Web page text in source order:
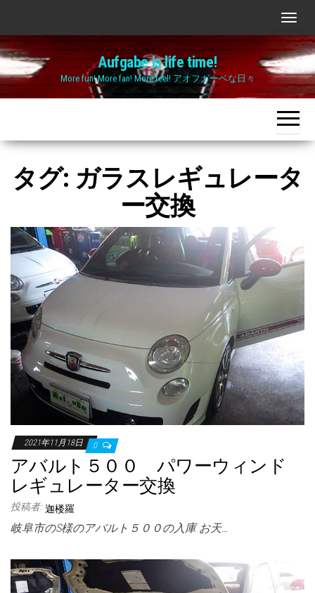
the
content
ナ
ビ
ゲ
ー
シ
ョ
ン
り
Aufgabe is life time!
More fun! More fan! More feel! アオフガーベな日々
タグ: ガラスレギュレータ
ー交換
2021年11月18日 0
アバルト５００ パワーウィンド
レギュレーター交換
投稿者: 迦楼羅
岐阜市のS様のアバルト５００の入庫 お天…